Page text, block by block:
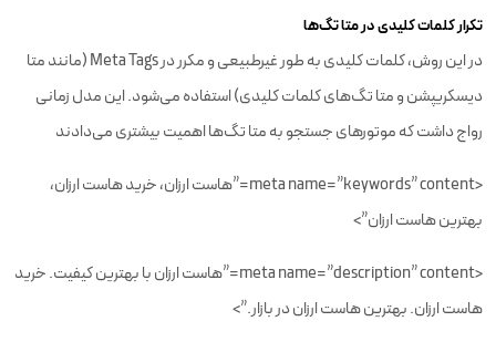
تکرار کلمات کلیدی در متا تگ‌ها
در این روش، کلمات کلیدی به طور غیرطبیعی و مکرر در Meta Tags (مانند متا
دیسکریپشن و متا تگ‌های کلمات کلیدی) استفاده می‌شود. این مدل زمانی
رواج داشت که موتورهای جستجو به متا تگ‌ها اهمیت بیشتری می‌دادند
<meta name=”keywords” content=”هاست ارزان، خرید هاست ارزان،
بهترین هاست ارزان”>
<meta name=”description” content=”هاست ارزان با بهترین کیفیت. خرید
هاست ارزان. بهترین هاست ارزان در بازار.”>